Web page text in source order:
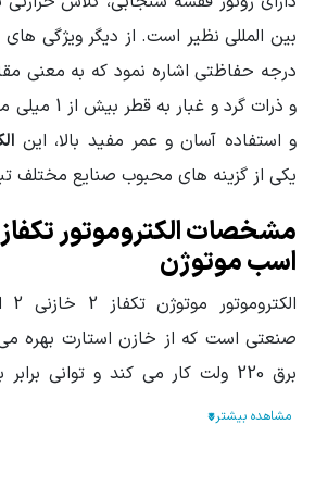
فرکانس (HZ) 50
دور خروجی
3000
سایز فریم
الکتروموتور
90
سایر مشخصات
تیپ الکتروموتور: CRS90L-2A
جنس سیم پیچ: مس
بین المللی نظیر است. از دیگر ویژگی
درجه حفاظتی اشاره نمود که به معنی
و ذرات گرد و
و استفاده آسان و عمر مفید بالا، این
یکی از گزینه های محبوب صنایع مختلف
اسب موتوژن
صنعتی است که از خازن استارت بهره